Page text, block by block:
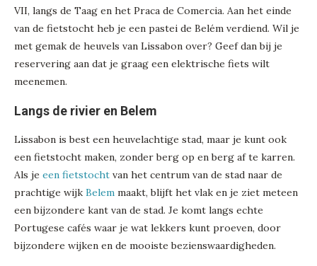
VII, langs de Taag en het Praca de Comercia. Aan het einde
van de fietstocht heb je een pastei de Belém verdiend. Wil je
met gemak de heuvels van Lissabon over? Geef dan bij je
reservering aan dat je graag een elektrische fiets wilt
meenemen.
Langs de rivier en Belem
Lissabon is best een heuvelachtige stad, maar je kunt ook
een fietstocht maken, zonder berg op en berg af te karren.
Als je een fietstocht van het centrum van de stad naar de
prachtige wijk Belem maakt, blijft het vlak en je ziet meteen
een bijzondere kant van de stad. Je komt langs echte
Portugese cafés waar je wat lekkers kunt proeven, door
bijzondere wijken en de mooiste bezienswaardigheden.